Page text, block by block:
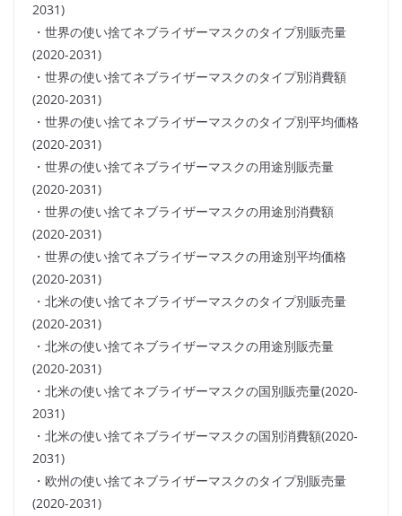
2031)
・世界の使い捨てネブライザーマスクのタイプ別販売量
(2020-2031)
・世界の使い捨てネブライザーマスクのタイプ別消費額
(2020-2031)
・世界の使い捨てネブライザーマスクのタイプ別平均価格
(2020-2031)
・世界の使い捨てネブライザーマスクの用途別販売量
(2020-2031)
・世界の使い捨てネブライザーマスクの用途別消費額
(2020-2031)
・世界の使い捨てネブライザーマスクの用途別平均価格
(2020-2031)
・北米の使い捨てネブライザーマスクのタイプ別販売量
(2020-2031)
・北米の使い捨てネブライザーマスクの用途別販売量
(2020-2031)
・北米の使い捨てネブライザーマスクの国別販売量(2020-
2031)
・北米の使い捨てネブライザーマスクの国別消費額(2020-
2031)
・欧州の使い捨てネブライザーマスクのタイプ別販売量
(2020-2031)